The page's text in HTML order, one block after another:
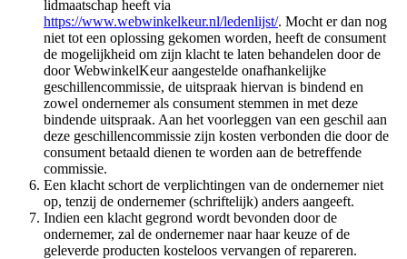
lidmaatschap heeft via
https://www.webwinkelkeur.nl/ledenlijst/. Mocht er dan nog
niet tot een oplossing gekomen worden, heeft de consument
de mogelijkheid om zijn klacht te laten behandelen door de
door WebwinkelKeur aangestelde onafhankelijke
geschillencommissie, de uitspraak hiervan is bindend en
zowel ondernemer als consument stemmen in met deze
bindende uitspraak. Aan het voorleggen van een geschil aan
deze geschillencommissie zijn kosten verbonden die door de
consument betaald dienen te worden aan de betreffende
commissie.
Een klacht schort de verplichtingen van de ondernemer niet
op, tenzij de ondernemer (schriftelijk) anders aangeeft.
Indien een klacht gegrond wordt bevonden door de
ondernemer, zal de ondernemer naar haar keuze of de
geleverde producten kosteloos vervangen of repareren.